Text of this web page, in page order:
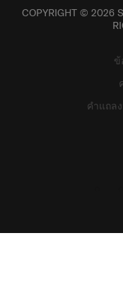
COPYRIGHT © 2026
ข้
คำแถล